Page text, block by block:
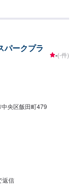
パークプラ
-(-件)
央区飯田町479
返信